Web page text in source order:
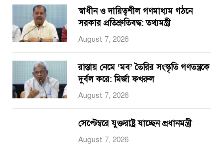
স্বাধীন ও দায়িত্বশীল গণমাধ্যম গঠনে
সরকার প্রতিশ্রুতিবদ্ধ: তথ্যমন্ত্রী
August 7, 2026
রাস্তায় নেমে ‘মব’ তৈরির সংস্কৃতি গণতন্ত্রকে
দুর্বল করে: মির্জা ফখরুল
August 7, 2026
সেপ্টেম্বরে যুক্তরাষ্ট্র যাচ্ছেন প্রধানমন্ত্রী
August 7, 2026